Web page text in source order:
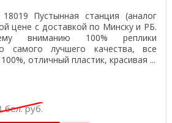
Пустынная станция (аналог
цене с доставкой по Минску и РБ.
вниманию 100% реплики
самого лучшего качества, все
отличный пластик, красивая ...
бел. руб.